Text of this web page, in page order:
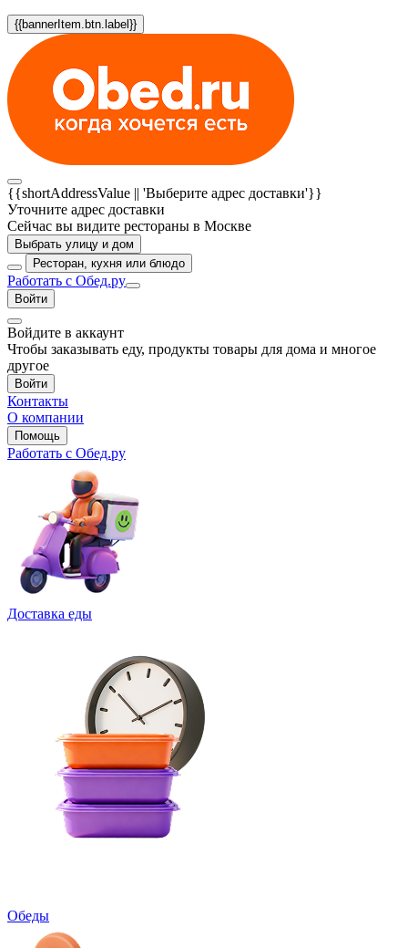
{{bannerItem.btn.label}}
{{shortAddressValue || 'Выберите адрес доставки'}}
Уточните адрес доставки
Сейчас вы видите рестораны в Москве
Выбрать улицу и дом
Ресторан, кухня или блюдо
Работать с Обед.ру
Войти
Войдите в аккаунт
Чтобы заказывать еду, продукты товары для дома и многое
другое
Войти
Контакты
О компании
Помощь
Работать с Обед.ру
Доставка еды
Обеды